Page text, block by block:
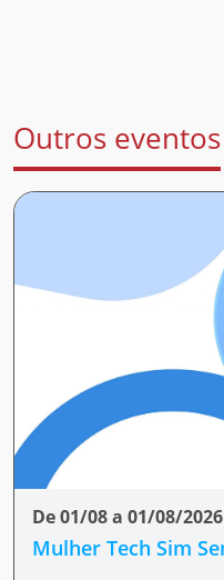
Outros eventos
De 01/08 a 01/08/2026
Mulher Tech Sim